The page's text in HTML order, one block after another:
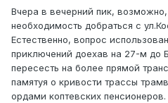
Вчера в вечерний пик,
необходимость добраться с
Естественно, вопрос
приключений доехав на 27-м до
пересесть на более прямой
памятуя о кривости трассы
ордами коптевских